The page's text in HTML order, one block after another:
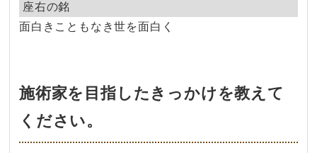
座右の銘
面白きこともなき世を面白く
施術家を目指したきっかけを教えて
ください。